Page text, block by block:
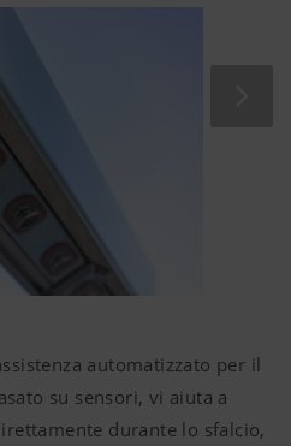
automatizzato per il
su sensori, vi aiuta a
durante lo sfalcio,